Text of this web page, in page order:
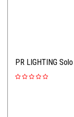
PR LIGHTING